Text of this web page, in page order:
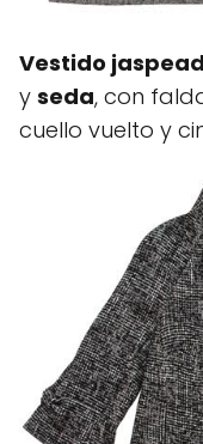
Vestido
y seda, con
cuello vuelto y